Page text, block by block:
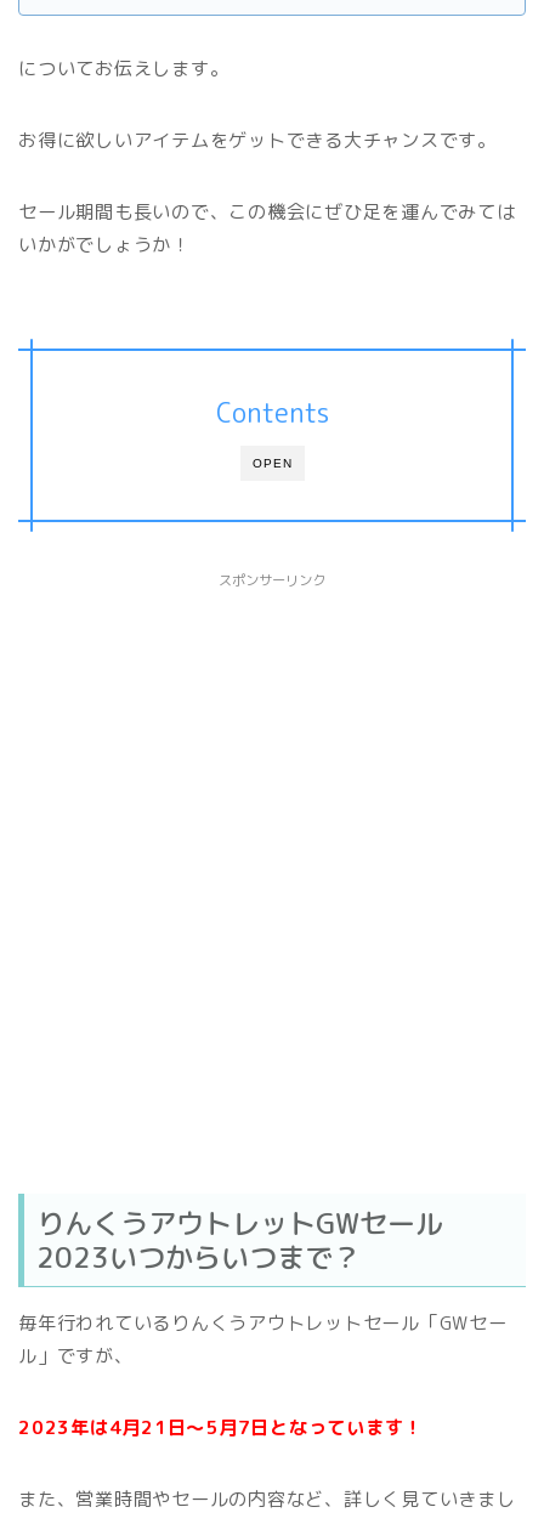
についてお伝えします。
お得に欲しいアイテムをゲットできる大チャンスです。
セール期間も長いので、この機会にぜひ足を運んでみては
いかがでしょうか！
OPEN
Contents
スポンサーリンク
りんくうアウトレットGWセール
2023いつからいつまで？
毎年行われているりんくうアウトレットセール「GWセー
ル」ですが、
2023年は4月21日～5月7日となっています！
また、営業時間やセールの内容など、詳しく見ていきまし